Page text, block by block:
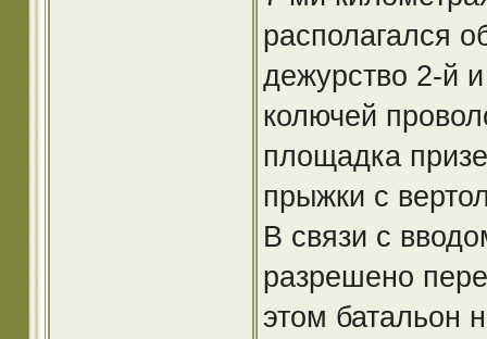
располагался
дежурство 2-й
колючей
площадка
прыжки с
В связи с
разрешено
этом батальон